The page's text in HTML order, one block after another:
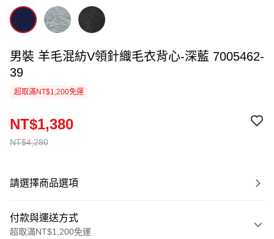
男裝 羊毛混紡V領針織毛衣背心-深藍 7005462-
39
超取滿NT$1,200免運
NT$4,280
NT$1,380
請選擇商品選項
付款與運送方式
超取滿NT$1,200免運